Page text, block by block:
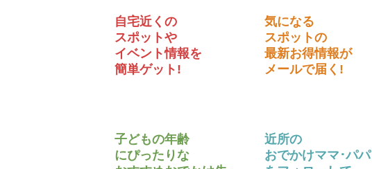
自宅近くの
スポットや
イベント情報を
簡単ゲット!
気になる
スポットの
最新お得情報が
メールで届く!
子どもの年齢
にぴったりな
近所の
おでかけママ･パパ